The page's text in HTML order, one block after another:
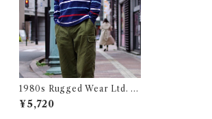
1980s Rugged Wear Ltd. H
enry Neck Rugby Shirt L /
80年代 アメリカ製 ヘンリー
¥5,720